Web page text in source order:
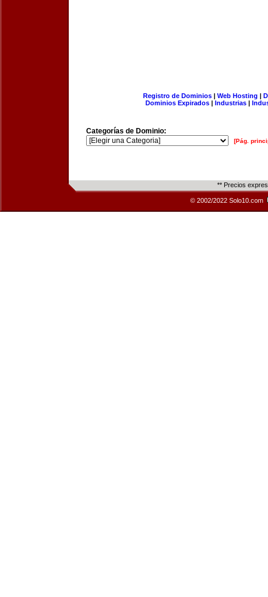
Registro de Dominios| Web Hosting |
Dominios Expirados | Industrias |
Categorías de Dominio:
[Pág.
** Precios
© 2002/2022 Solo10.com